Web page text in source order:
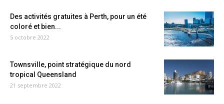
Des activités gratuites à Perth, pour un été
coloré et bien...
5 octobre 2022
Townsville, point stratégique du nord
tropical Queensland
21 septembre 2022